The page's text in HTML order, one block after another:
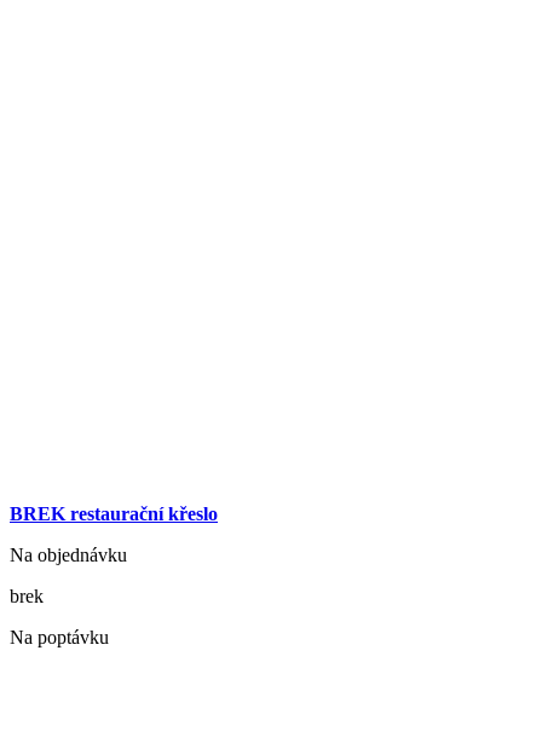
BREK restaurační křeslo
Na objednávku
brek
Na poptávku